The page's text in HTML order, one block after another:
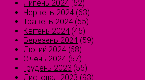
Липень 2024 (52)
Червень 2024 (63)
Травень 2024 (55)
Квітень 2024 (45)
Березень 2024 (59)
Лютий 2024 (58)
Січень 2024 (57)
Грудень 2023 (55)
Листопад 2023 (93)